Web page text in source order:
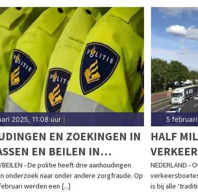
2025, 11:08 uur
EN ZOEKINGEN IN
EN BEILEN IN
NAAR ZORGFRAUDE
BEILEN - De politie heeft drie aanhoudingen
onderzoek naar onder andere zorgfraude. Op
werden een [...]
5
HALF
NEDERLAND -
is bij alle